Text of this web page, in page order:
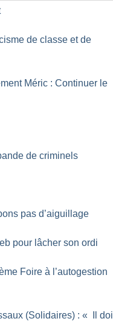
de classe et de
Méric : Continuer le
de criminels
pas d’aiguillage
pour lâcher son ordi
Foire à l’autogestion
(Solidaires) : «
Il